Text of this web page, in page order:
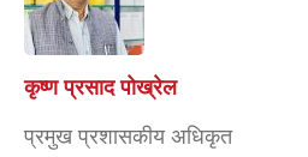
कृष्ण प्रसाद पोख्रेल
प्रमुख प्रशासकीय अधिकृत